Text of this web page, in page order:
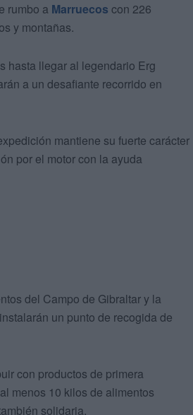
rumbo a Marruecos con 226
y montañas.
hasta llegar al legendario Erg
a un desafiante recorrido en
mantiene su fuerte carácter
por el motor con la ayuda
del Campo de Gibraltar y la
un punto de recogida de
con productos de primera
menos 10 kilos de alimentos
solidaria.